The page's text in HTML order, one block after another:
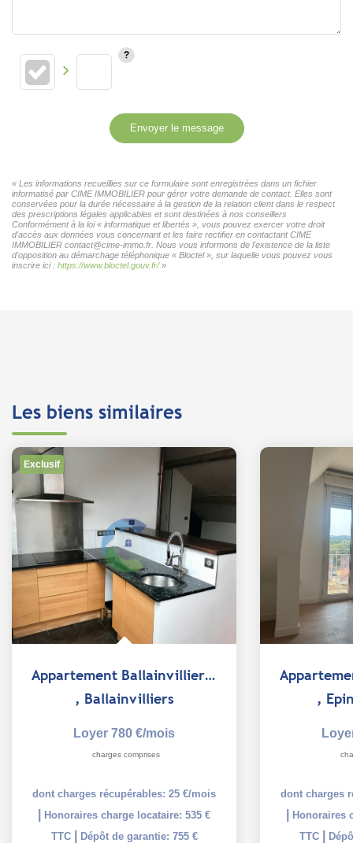
Envoyer le message
« Les informations recueillies sur ce formulaire sont enregistrées dans un fichier
informatisé par CIME IMMOBILIER pour gérer votre demande de contact. Elles sont
conservées pour la durée nécessaire à la gestion de la relation client dans le respect
des prescriptions légales applicables et sont destinées à nos conseillers
Conformément à la loi « informatique et libertés », vous pouvez exercer votre droit
d'accès aux données vous concernant et les faire rectifier en contactant CIME
IMMOBILIER contact@cime-immo.fr. Nous vous informons de l'existence de la liste
d'opposition au démarchage téléphonique « Bloctel », sur laquelle vous pouvez vous
inscrire ici : https://www.bloctel.gouv.fr/»
Les biens similaires
Exclusif
Appartement Ballainvilliers 2 pièces 41.16 m2
, Ballainvilliers
Loyer 780 €/mois
charges comprises
dont charges récupérables: 25 €/mois
Honoraires charge locataire: 535 €
TTC
Dépôt de garantie: 755 €
,
dont charges
Honoraires
TTC